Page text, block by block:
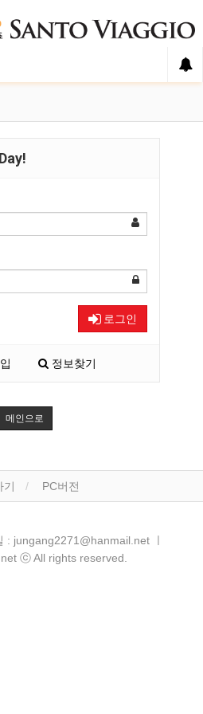
로그인
정보찾기
메인으로
기 PC버전
: jungang2271@hanmail.net ㅣ
ⓒ All rights reserved.